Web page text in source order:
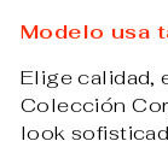
Modelo usa
Elige calidad,
Colección
look